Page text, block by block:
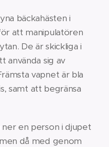
bäckahästen i
att manipulatören
De är skickliga i
använda sig av
vapnet är bla
samt att begränsa
ner en person i djupet
då med genom